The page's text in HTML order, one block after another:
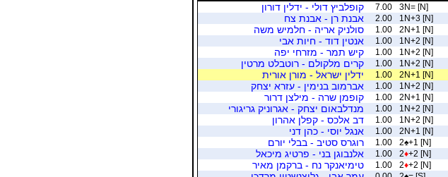
3N= [N]
7.00
קופלביץ דולי - ידלין דורון
1N+3 [N]
2.00
אבנת רן - אבנת צח
2N+1 [N]
1.00
סולניק אריה - חלמיש משה
1N+2 [N]
1.00
אנטין דוד - חיות אבי
1N+2 [N]
1.00
קיש תמר - מזרחי יפה
1N+2 [N]
1.00
קרים מלקולם - רוטבלט מרטין
2N+1 [N]
1.00
ידלין ישראל - מורן אורית
1N+2 [N]
1.00
אברמוב בנימין - עזרא יצחק
2N+1 [N]
1.00
קופמן שרה - מילצן דרור
1N+2 [N]
1.00
מנדלבאום יצחק - אגרוניק גריגורי
1N+2 [N]
1.00
דב אלכס - קפלן אהרון
2N+1 [N]
1.00
אנגל יוסי - כהן דני
2♠+1 [N]
1.00
רוגרס סטיב - בבלי יורם
2♦+2 [N]
1.00
אלנבוגן בני - פרטיג מיכאל
2♦+2 [N]
1.00
טימיאנקר נח - ברקמן מאיר